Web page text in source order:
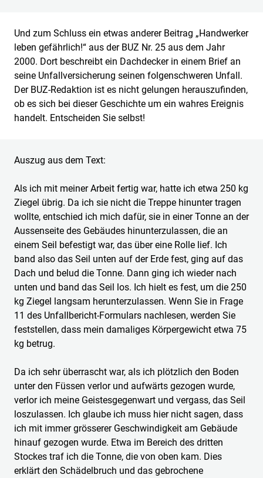
Und zum Schluss ein etwas anderer Beitrag „Handwerker
leben gefährlich!“ aus der BUZ Nr. 25 aus dem Jahr
2000. Dort beschreibt ein Dachdecker in einem Brief an
seine Unfallversicherung seinen folgenschweren Unfall.
Der BUZ-Redaktion ist es nicht gelungen herauszufinden,
ob es sich bei dieser Geschichte um ein wahres Ereignis
handelt. Entscheiden Sie selbst!
Auszug aus dem Text:
Als ich mit meiner Arbeit fertig war, hatte ich etwa 250 kg
Ziegel übrig. Da ich sie nicht die Treppe hinunter tragen
wollte, entschied ich mich dafür, sie in einer Tonne an der
Aussenseite des Gebäudes hinunterzulassen, die an
einem Seil befestigt war, das über eine Rolle lief. Ich
band also das Seil unten auf der Erde fest, ging auf das
Dach und belud die Tonne. Dann ging ich wieder nach
unten und band das Seil los. Ich hielt es fest, um die 250
kg Ziegel langsam herunterzulassen. Wenn Sie in Frage
11 des Unfallbericht-Formulars nachlesen, werden Sie
feststellen, dass mein damaliges Körpergewicht etwa 75
kg betrug.
Da ich sehr überrascht war, als ich plötzlich den Boden
unter den Füssen verlor und aufwärts gezogen wurde,
verlor ich meine Geistesgegenwart und vergass, das Seil
loszulassen. Ich glaube ich muss hier nicht sagen, dass
ich mit immer grösserer Geschwindigkeit am Gebäude
hinauf gezogen wurde. Etwa im Bereich des dritten
Stockes traf ich die Tonne, die von oben kam. Dies
erklärt den Schädelbruch und das gebrochene